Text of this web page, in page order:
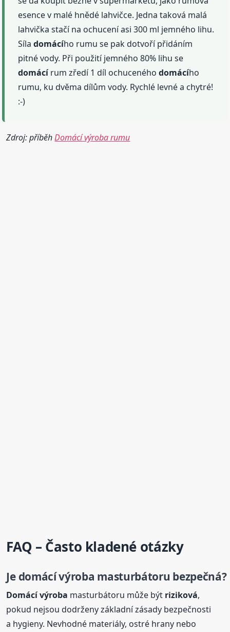
esence v malé hnědé lahvičce. Jedna taková malá
lahvička stačí na ochucení asi 300 ml jemného lihu.
Síladomácího rumu se pak dotvoří přidáním
pitné vody. Při použití jemného 80% lihu se
domácírum zředí 1 díl ochucenéhodomácího
rumu, ku dvěma dílům vody. Rychlé levné a chytré!
:-)
Zdroj: příběhDomácí výroba rumu
FAQ – Často kladené otázky
Je domácívýroba masturbátoru bezpečná?
Domácívýroba masturbátoru může být riziková,
pokud nejsou dodrženy základní zásady bezpečnosti
a hygieny. Nevhodné materiály, ostré hrany nebo